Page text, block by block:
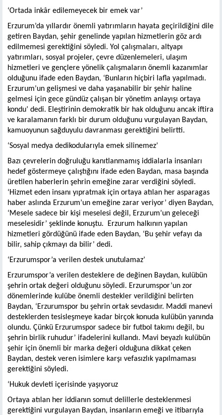
‘Ortada inkâr edilemeyecek bir emek var’
Erzurum’da yıllardır önemli yatırımların hayata geçirildiğini dile
getiren Baydan, şehir genelinde yapılan hizmetlerin göz ardı
edilmemesi gerektiğini söyledi. Yol çalışmaları, altyapı
yatırımları, sosyal projeler, çevre düzenlemeleri, ulaşım
hizmetleri ve gençlere yönelik çalışmaların önemli kazanımlar
olduğunu ifade eden Baydan, ‘Bunların hiçbiri lafla yapılmadı.
Erzurum’un gelişmesi ve daha yaşanabilir bir şehir haline
gelmesi için gece gündüz çalışan bir yönetim anlayışı ortaya
kondu’ dedi. Eleştirinin demokratik bir hak olduğunu ancak iftira
ve karalamanın farklı bir durum olduğunu vurgulayan Baydan,
kamuoyunun sağduyulu davranması gerektiğini belirtti.
‘Sosyal medya dedikodularıyla emek silinemez’
Bazı çevrelerin doğruluğu kanıtlanmamış iddialarla insanları
hedef göstermeye çalıştığını ifade eden Baydan, masa başında
üretilen haberlerin şehrin emeğine zarar verdiğini söyledi.
‘Hizmet eden insanı yıpratmak için ortaya atılan her asparagas
haber aslında Erzurum’un emeğine zarar veriyor’ diyen Baydan,
‘Mesele sadece bir kişi meselesi değil, Erzurum’un geleceği
meselesidir’ şeklinde konuştu. Erzurum halkının yapılan
hizmetleri gördüğünü ifade eden Baydan, ‘Bu şehir vefayı da
bilir, sahip çıkmayı da bilir’ dedi.
‘Erzurumspor’a verilen destek unutulamaz’
Erzurumspor’a verilen desteklere de değinen Baydan, kulübün
şehrin ortak değeri olduğunu söyledi. Erzurumspor’un zor
dönemlerinde kulübe önemli destekler verildiğini belirten
Baydan, ‘Erzurumspor bu şehrin ortak sevdasıdır. Maddi manevi
desteklerden tesisleşmeye kadar birçok konuda kulübün yanında
olundu. Çünkü Erzurumspor sadece bir futbol takımı değil, bu
şehrin birlik ruhudur’ ifadelerini kullandı. Mavi beyazlı kulübün
şehir için önemli bir marka değeri olduğuna dikkat çeken
Baydan, destek veren isimlere karşı vefasızlık yapılmaması
gerektiğini söyledi.
‘Hukuk devleti içerisinde yaşıyoruz
Ortaya atılan her iddianın somut delillerle desteklenmesi
gerektiğini vurgulayan Baydan, insanların emeği ve itibarıyla